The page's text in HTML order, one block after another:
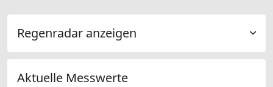
Regenradar anzeigen
Aktuelle Messwerte